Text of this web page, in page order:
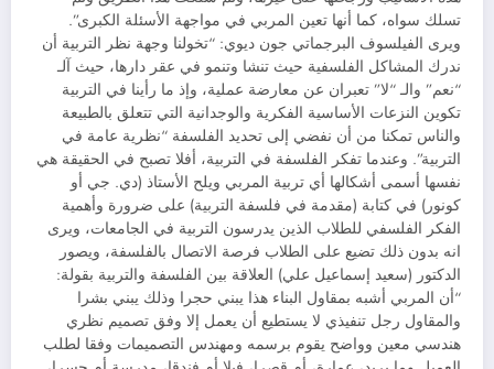
تسلك سواه، كما أنها تعين المربي في مواجهة الأسئلة الكبرى”.
ويرى الفيلسوف البرجماتي جون ديوي: “تخولنا وجهة نظر التربية أن
ندرك المشاكل الفلسفية حيث تنشا وتنمو في عقر دارها، حيث آلـ
“نعم” والـ “لا” تعبران عن معارضة عملية، وإذ ما رأينا في التربية
تكوين النزعات الأساسية الفكرية والوجدانية التي تتعلق بالطبيعة
والناس تمكنا من أن نفضي إلى تحديد الفلسفة “نظرية عامة في
التربية”. وعندما تفكر الفلسفة في التربية، أفلا تصبح في الحقيقة هي
نفسها أسمى أشكالها أي تربية المربي ويلح الأستاذ (دي. جي أو
كونور) في كتابة (مقدمة في فلسفة التربية) على ضرورة وأهمية
الفكر الفلسفي للطلاب الذين يدرسون التربية في الجامعات، ويرى
انه بدون ذلك تضيع على الطلاب فرصة الاتصال بالفلسفة، ويصور
الدكتور (سعيد إسماعيل علي) العلاقة بين الفلسفة والتربية بقولة:
“أن المربي أشبه بمقاول البناء هذا يبني حجرا وذلك يبني بشرا
والمقاول رجل تنفيذي لا يستطيع أن يعمل إلا وفق تصميم نظري
هندسي معين وواضح يقوم برسمه ومهندس التصميمات وفقا لطلب